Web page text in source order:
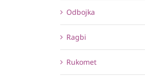
Odbojka
Ragbi
Rukomet